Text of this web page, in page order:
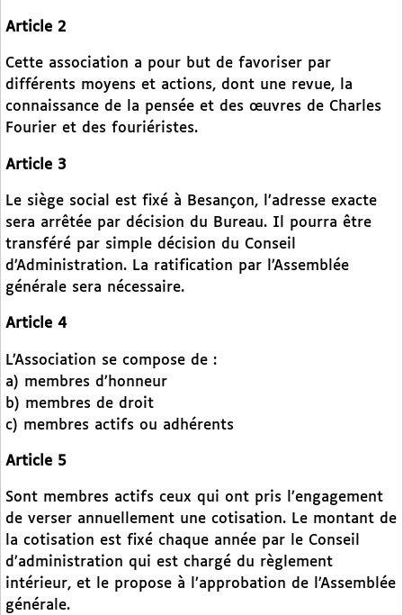
Article 2
Cette association a pour but de favoriser par
différents moyens et actions, dont une revue, la
connaissance de la pensée et des œuvres de Charles
Fourier et des fouriéristes.
Article 3
Le siège social est fixé à Besançon, l’adresse exacte
sera arrêtée par décision du Bureau. Il pourra être
transféré par simple décision du Conseil
d’Administration. La ratification par l’Assemblée
générale sera nécessaire.
Article 4
L’Association se compose de :
a) membres d’honneur
b) membres de droit
c) membres actifs ou adhérents
Article 5
Sont membres actifs ceux qui ont pris l’engagement
de verser annuellement une cotisation. Le montant de
la cotisation est fixé chaque année par le Conseil
d’administration qui est chargé du règlement
intérieur, et le propose à l’approbation de l’Assemblée
générale.